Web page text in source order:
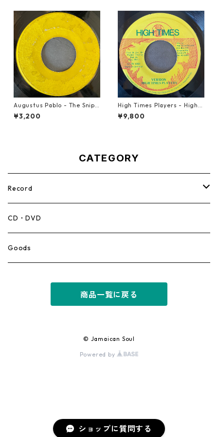
ショップに質問する
Augustus Pablo - The Snipe
r【7-21945】
¥3,200
High Times Players - High T
imes Theme【7-21926】
¥9,800
CATEGORY
Record
Mento,Calypso,Ballad
Ska
Early Dancehall
CD・DVD
Goods
商品一覧に戻る
© Jamaican Soul
Powered by